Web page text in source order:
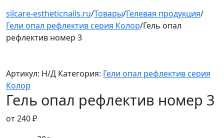
silcare-estheticnails.ru/Товары/Гелевая продукция/
Гели опал рефлектив серия Колор/Гель опал
рефлектив номер 3
Артикул: Н/Д Категория: Гели опал рефлектив серия
Колор
Гель опал рефлектив номер 3
от240₽